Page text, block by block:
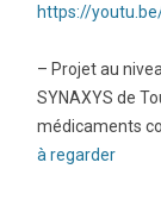
https://
– Projet au
SYNAXYS de
médicaments
à regarder